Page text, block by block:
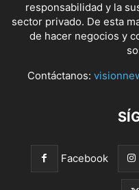
responsabilidad y la
sector privado. De esta
de hacer negocios y
Contáctanos:
Facebook